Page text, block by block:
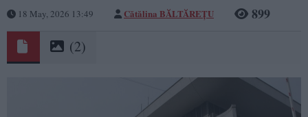
18 May, 2026 13:49 Cătălina BĂLTĂREȚU 899
(2)